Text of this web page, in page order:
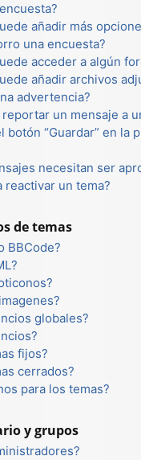
añadir más
una encuesta?
acceder a algún
añadir archivos
advertencia?
un mensaje a
botón “Guardar” en la
necesitan ser
reactivar un tema?
de temas
BBCode?
globales?
fijos?
cerrados?
para los temas?
y grupos